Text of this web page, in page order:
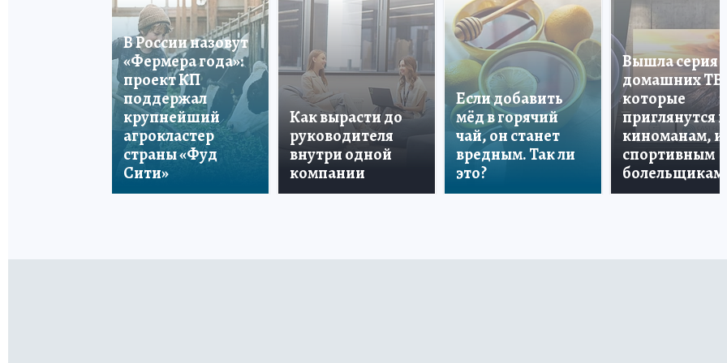
В России назовут
«Фермера года»:
проект КП
поддержал
крупнейший
агрокластер
страны «Фуд
Сити»
Как вырасти до
руководителя
внутри одной
компании
Если добавить
мёд в горячий
чай, он станет
вредным. Так ли
это?
Вышла серия
домашних ТВ,
которые
приглянутся и
киноманам, и
спортивным
болельщикам